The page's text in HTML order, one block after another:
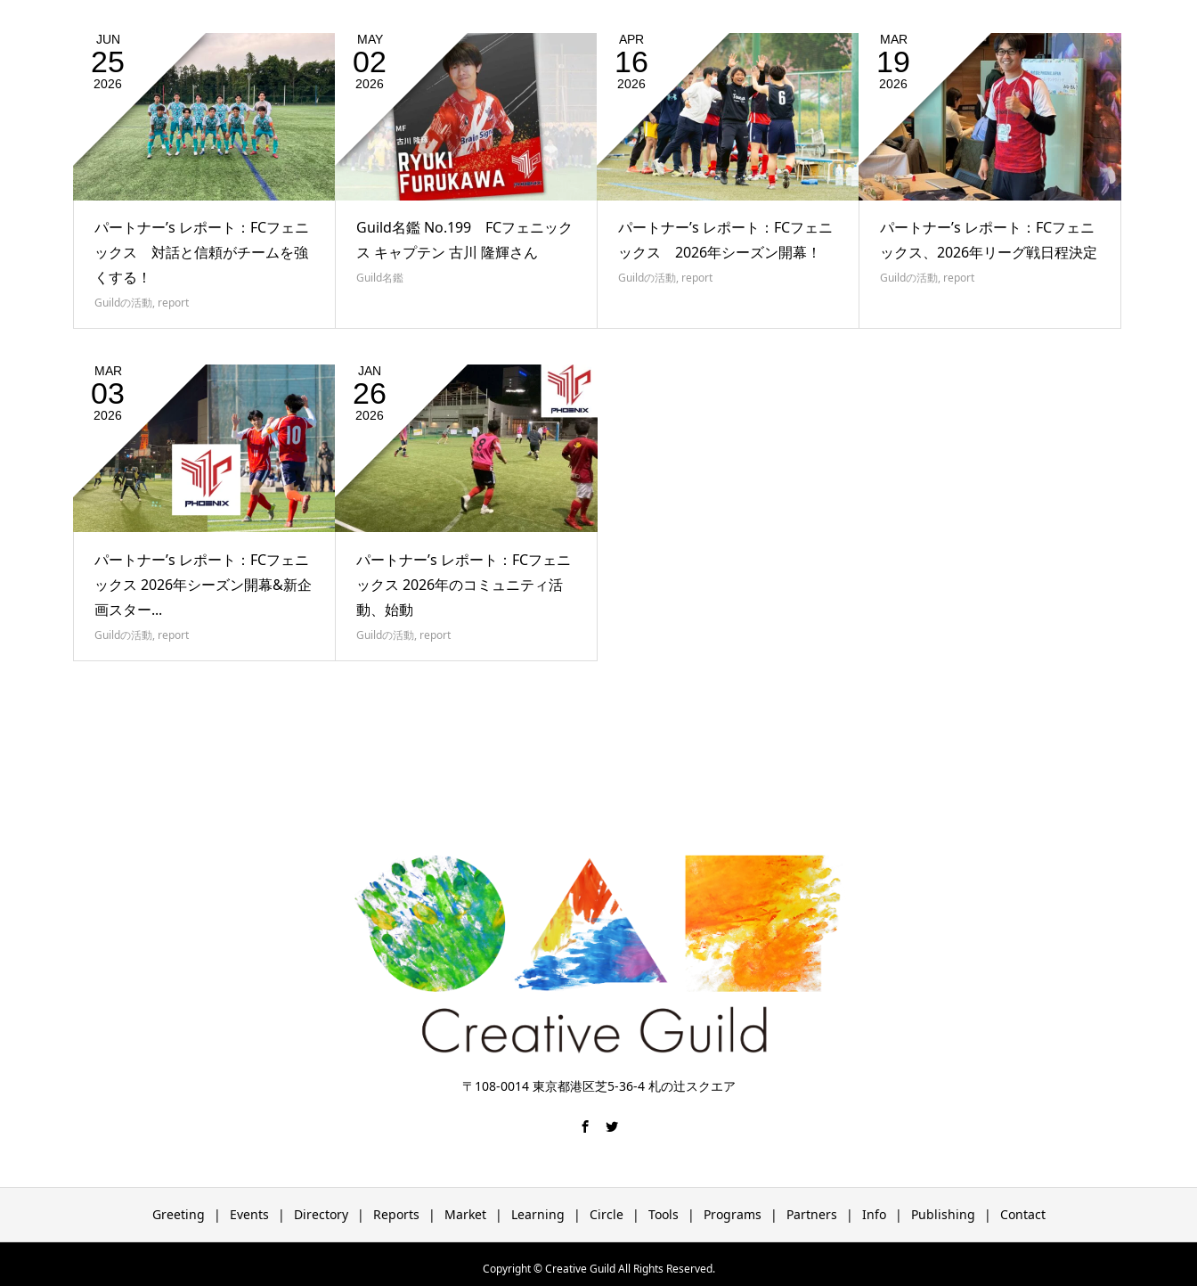
JUN
25
2026
パートナー’s レポート：FCフェニ
ックス 対話と信頼がチームを強
くする！
Guildの活動, report
MAY
02
2026
Guild名鑑 No.199 FCフェニック
ス キャプテン 古川 隆輝さん
Guild名鑑
APR
16
2026
パートナー’s レポート：FCフェニ
ックス 2026年シーズン開幕！
Guildの活動, report
MAR
19
2026
パートナー’s レポート：FCフェニ
ックス、2026年リーグ戦日程決定
Guildの活動, report
MAR
03
2026
パートナー’s レポート：FCフェニ
ックス 2026年シーズン開幕&新企
画スター...
Guildの活動, report
JAN
26
2026
パートナー’s レポート：FCフェニ
ックス 2026年のコミュニティ活
動、始動
Guildの活動, report
〒108-0014 東京都港区芝5-36-4 札の辻スクエア
Greeting Events Directory Reports Market Learning Circle Tools Programs Partners Info Publishing Contact
Copyright © Creative Guild All Rights Reserved.